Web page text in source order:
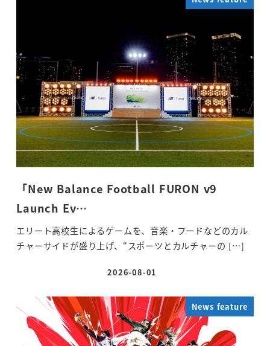
「New Balance Football FURON v9
Launch Ev…
エリート高校生によるゲームを、音楽・フードなどのカル
チャーサイドが盛り上げ、“スポーツとカルチャーの […]
投稿日
2026-08-01
News feature